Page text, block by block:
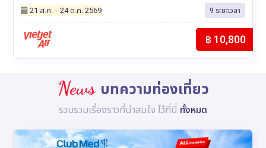
24 ต.ค. - 02 ม.ค. 2570 14 ระยะเวลา
฿ 15,900
News บทความท่องเที่ยว
รวบรวมเรื่องราวที่น่าสนใจ ไว้ที่นี่ ทั้งหมด